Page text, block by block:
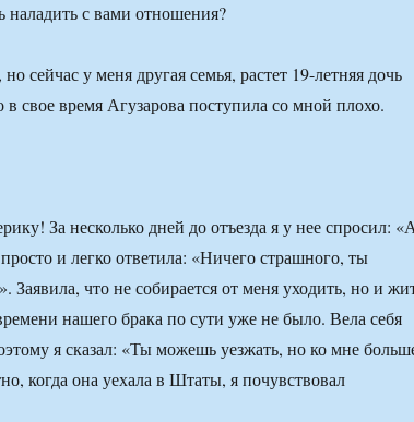
наладить с вами отношения?
сейчас у меня другая семья, растет 19-летняя дочь
свое время Агузарова поступила со мной плохо.
За несколько дней до отъезда я у нее спросил:
и легко ответила: «Ничего страшного, ты
Заявила, что не собирается от меня уходить, но и
нашего брака по сути уже не было. Вела себя
я сказал: «Ты можешь уезжать, но ко мне
когда она уехала в Штаты, я почувствовал